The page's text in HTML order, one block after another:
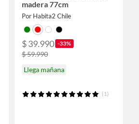
madera 77cm
Por Habita2 Chile
$ 39.990 -33%
$ 59.990
Llega mañana
(1)